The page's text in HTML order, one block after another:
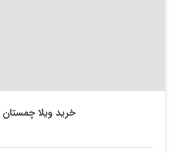
خرید ویلا چمستان